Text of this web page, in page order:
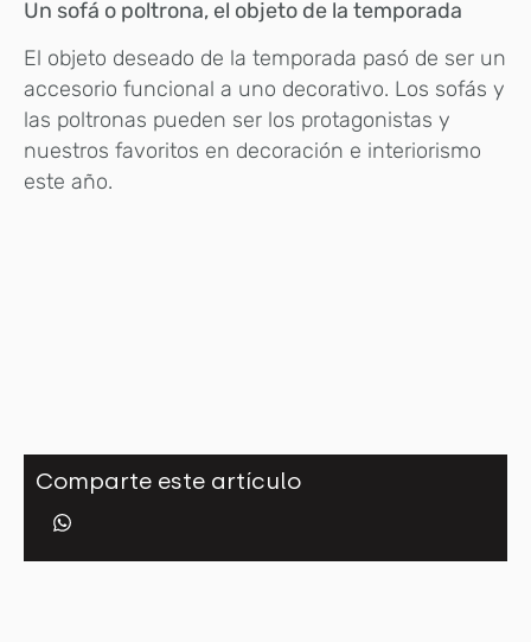
Un sofá o poltrona, el objeto de la temporada
El objeto deseado de la temporada pasó de ser un
accesorio funcional a uno decorativo. Los sofás y
las poltronas pueden ser los protagonistas y
nuestros favoritos en decoración e interiorismo
este año.
Comparte este artículo